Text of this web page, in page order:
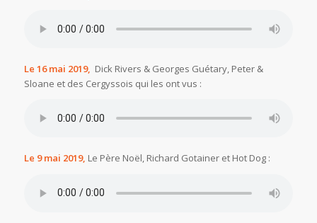
Le 16 mai 2019, Dick Rivers & Georges Guétary, Peter &
Sloane et des Cergyssois qui les ont vus :
Le 9 mai 2019, Le Père Noël, Richard Gotainer et Hot Dog :